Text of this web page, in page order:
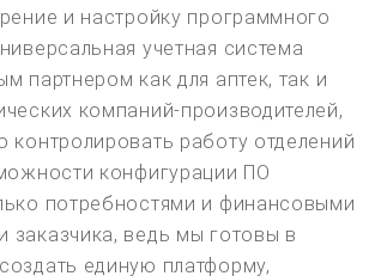
и настройку программного
учетная система
партнером как для аптек, так и
компаний-производителей,
контролировать работу отделений
конфигурации ПО
потребностями и финансовыми
заказчика, ведь мы готовы в
единую платформу,